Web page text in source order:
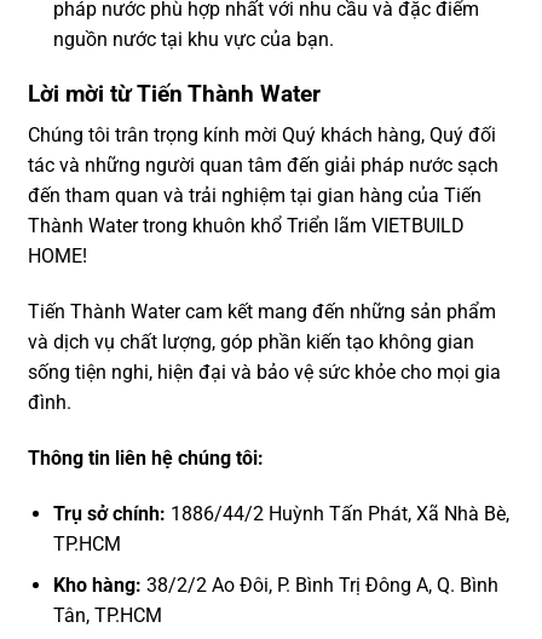
pháp nước phù hợp nhất với nhu cầu và đặc điểm
nguồn nước tại khu vực của bạn.
Lời mời từ Tiến Thành Water
Chúng tôi trân trọng kính mời Quý khách hàng, Quý đối
tác và những người quan tâm đến giải pháp nước sạch
đến tham quan và trải nghiệm tại gian hàng của Tiến
Thành Water trong khuôn khổ Triển lãm VIETBUILD
HOME!
Tiến Thành Water cam kết mang đến những sản phẩm
và dịch vụ chất lượng, góp phần kiến tạo không gian
sống tiện nghi, hiện đại và bảo vệ sức khỏe cho mọi gia
đình.
Thông tin liên hệ chúng tôi:
Trụ sở chính: 1886/44/2 Huỳnh Tấn Phát, Xã Nhà Bè,
TP.HCM
Kho hàng: 38/2/2 Ao Đôi, P. Bình Trị Đông A, Q. Bình
Tân, TP.HCM